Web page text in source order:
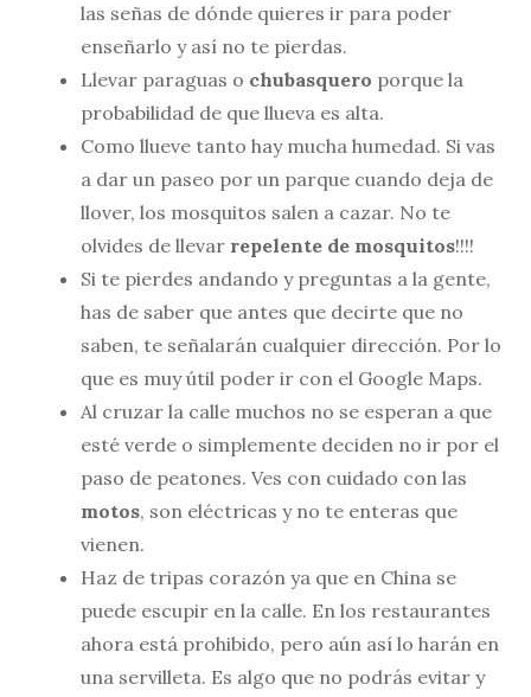
las señas de dónde quieres ir para poder
enseñarlo y así no te pierdas.
Llevar paraguas o chubasquero porque la
probabilidad de que llueva es alta.
Como llueve tanto hay mucha humedad. Si vas
a dar un paseo por un parque cuando deja de
llover, los mosquitos salen a cazar. No te
olvides de llevar repelente de mosquitos!!!!
Si te pierdes andando y preguntas a la gente,
has de saber que antes que decirte que no
saben, te señalarán cualquier dirección. Por lo
que es muy útil poder ir con el Google Maps.
Al cruzar la calle muchos no se esperan a que
esté verde o simplemente deciden no ir por el
paso de peatones. Ves con cuidado con las
motos, son eléctricas y no te enteras que
vienen.
Haz de tripas corazón ya que en China se
puede escupir en la calle. En los restaurantes
ahora está prohibido, pero aún así lo harán en
una servilleta. Es algo que no podrás evitar y